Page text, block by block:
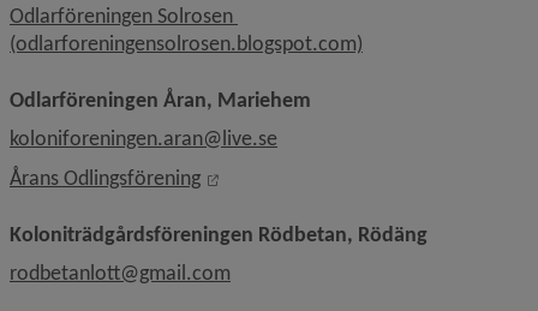
Odlarföreningen Solrosen
(odlarforeningensolrosen.blogspot.com)
Odlarföreningen Åran, Mariehem
koloniforeningen.aran@live.se
Årans Odlingsförening
Länk till annan webbplats, öppnas i
Koloniträdgårdsföreningen Rödbetan, Rödäng
rodbetanlott@gmail.com